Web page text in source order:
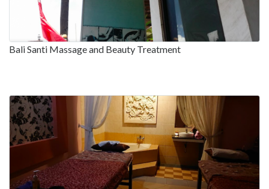
Bali Santi Massage and Beauty Treatment